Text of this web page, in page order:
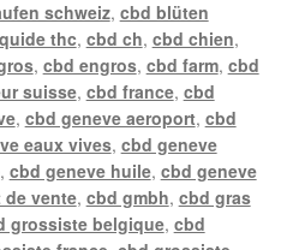
schweiz, cbd blüten
thc, cbd ch, cbd chien,
, cbd engros, cbd farm, cbd
suisse, cbd france, cbd
, cbd geneve aeroport, cbd
eaux vives, cbd geneve
, cbd geneve huile, cbd geneve
vente, cbd gmbh, cbd gras
grossiste belgique, cbd